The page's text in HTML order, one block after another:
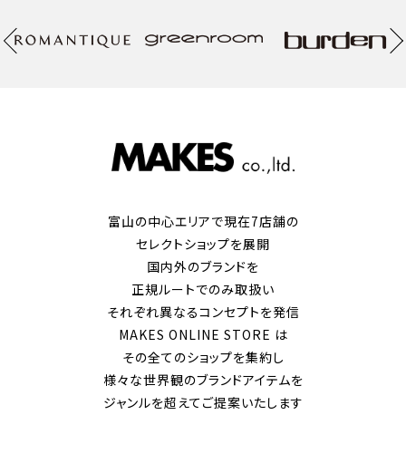
富山の中心エリアで現在7店舗の
セレクトショップを展開
国内外のブランドを
正規ルートでのみ取扱い
それぞれ異なるコンセプトを発信
MAKES ONLINE STORE は
その全てのショップを集約し
様々な世界観のブランドアイテムを
ジャンルを超えてご提案いたします